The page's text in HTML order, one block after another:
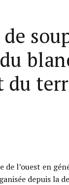
du
l’ouest en
depuis la